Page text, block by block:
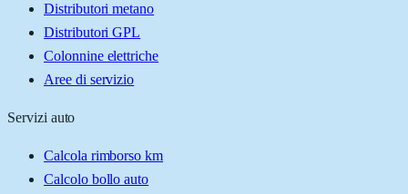
Distributori metano
Distributori GPL
Colonnine elettriche
Aree di servizio
Servizi auto
Calcola rimborso km
Calcolo bollo auto